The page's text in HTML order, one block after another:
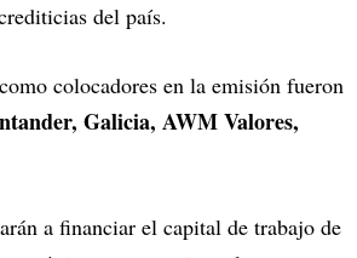
del país.
colocadores en la emisión fueron
Galicia, AWM Valores,
a financiar el capital de trabajo de